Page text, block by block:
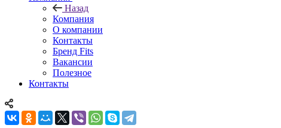
Назад
Компания
О компании
Контакты
Бренд Fits
Вакансии
Полезное
Контакты